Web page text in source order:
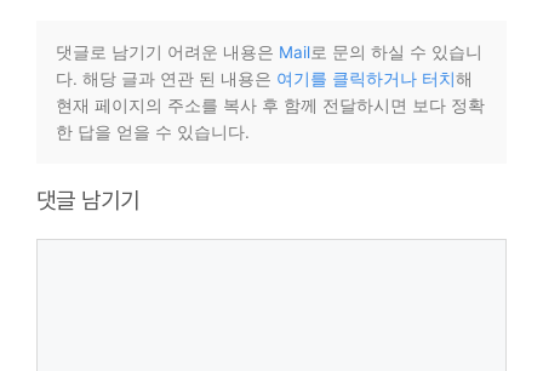
댓글로 남기기 어려운 내용은 Mail로 문의 하실 수 있습니
다. 해당 글과 연관 된 내용은 여기를 클릭하거나 터치해
현재 페이지의 주소를 복사 후 함께 전달하시면 보다 정확
한 답을 얻을 수 있습니다.
댓글 남기기